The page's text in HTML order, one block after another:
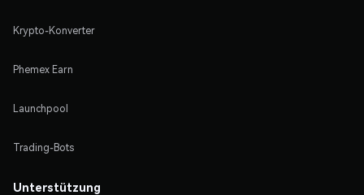
Krypto-Konverter
Phemex Earn
Launchpool
Trading-Bots
Unterstützung